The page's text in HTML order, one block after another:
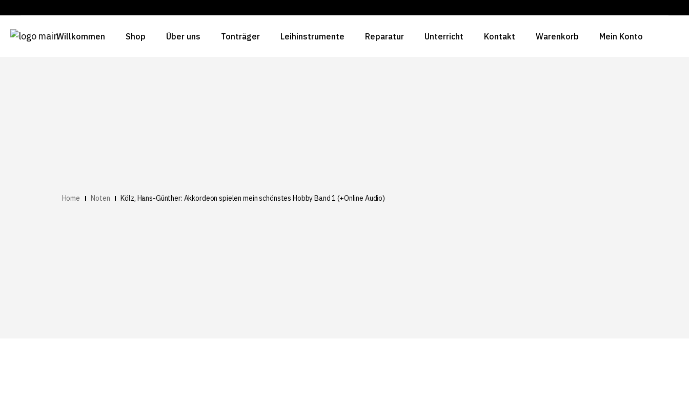
Willkommen Shop Über uns Tonträger Leihinstrumente Reparatur Unterricht Kontakt Warenkorb Mein Konto
Home Noten Kölz, Hans-Günther: Akkordeon spielen mein schönstes Hobby Band 1 (+Online Audio)